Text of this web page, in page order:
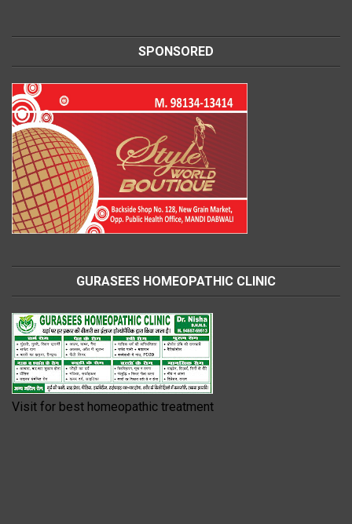
SPONSORED
GURASEES HOMEOPATHIC CLINIC
Visit for best homeopathic treatment